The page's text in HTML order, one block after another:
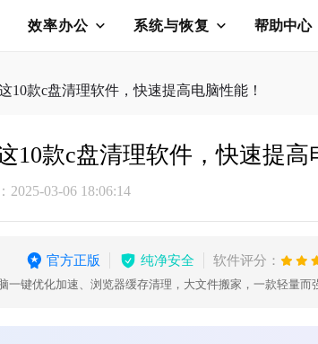
效率办公 系统与恢复 帮助中心
10款c盘清理软件，快速提高电脑性能！
10款c盘清理软件，快速提高
2025-03-06 18:06:14
官方正版 纯净安全 软件评分：